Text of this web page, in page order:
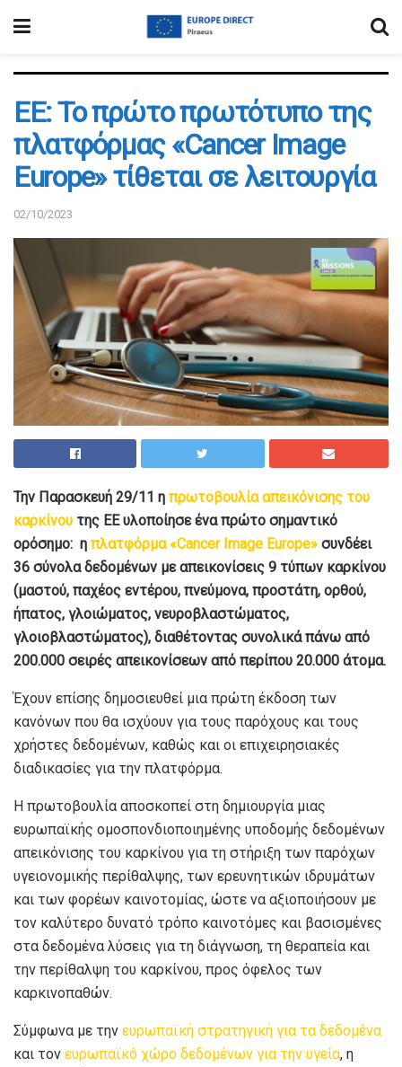
ΕΕ: Το πρώτο πρωτότυπο της
πλατφόρμας «Cancer Image
Europe» τίθεται σε λειτουργία
02/10/2023
Την Παρασκευή 29/11 η πρωτοβουλία απεικόνισης του
καρκίνου της ΕΕ υλοποίησε ένα πρώτο σημαντικό
ορόσημο: η πλατφόρμα «Cancer Image Europe» συνδέει
36 σύνολα δεδομένων με απεικονίσεις 9 τύπων καρκίνου
(μαστού, παχέος εντέρου, πνεύμονα, προστάτη, ορθού,
ήπατος, γλοιώματος, νευροβλαστώματος,
γλοιοβλαστώματος), διαθέτοντας συνολικά πάνω από
200.000 σειρές απεικονίσεων από περίπου 20.000 άτομα.
Έχουν επίσης δημοσιευθεί μια πρώτη έκδοση των
κανόνων που θα ισχύουν για τους παρόχους και τους
χρήστες δεδομένων, καθώς και οι επιχειρησιακές
διαδικασίες για την πλατφόρμα.
Η πρωτοβουλία αποσκοπεί στη δημιουργία μιας
ευρωπαϊκής ομοσπονδιοποιημένης υποδομής δεδομένων
απεικόνισης του καρκίνου για τη στήριξη των παρόχων
υγειονομικής περίθαλψης, των ερευνητικών ιδρυμάτων
και των φορέων καινοτομίας, ώστε να αξιοποιήσουν με
τον καλύτερο δυνατό τρόπο καινοτόμες και βασισμένες
στα δεδομένα λύσεις για τη διάγνωση, τη θεραπεία και
την περίθαλψη του καρκίνου, προς όφελος των
καρκινοπαθών.
Σύμφωνα με την ευρωπαϊκή στρατηγική για τα δεδομένα
και τον ευρωπαϊκό χώρο δεδομένων για την υγεία, η